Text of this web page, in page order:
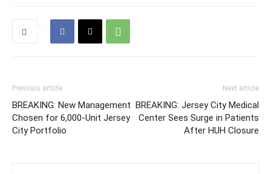
Previous article
BREAKING: New Management
Chosen for 6,000-Unit Jersey
City Portfolio
Next article
BREAKING: Jersey City Medical
Center Sees Surge in Patients
After HUH Closure